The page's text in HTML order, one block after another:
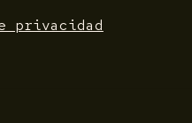
privacidad